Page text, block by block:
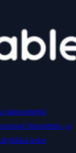
latauspistettä
hinnoittelu- ja
koko